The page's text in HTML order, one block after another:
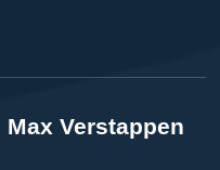
Verstappen